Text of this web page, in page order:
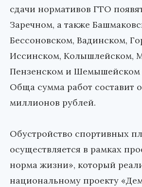
сдачи нормативов ГТО
Заречном, а также
Бессоновском, Вадинском,
Иссинском, Колышлейском,
Пензенском и Шемышейском
Обща сумма работ составит
миллионов рублей.
Обустройство спортивных
осуществляется в рамках
норма жизни», который
национальному проекту